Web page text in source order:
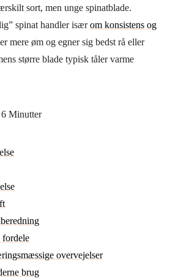
sort, men unge spinatblade.
spinat handler isærom konsistens og
mere øm og egner sig bedst rå eller
større blade typisk tåler varme
6 Minutter
fordele
overvejelser
brug